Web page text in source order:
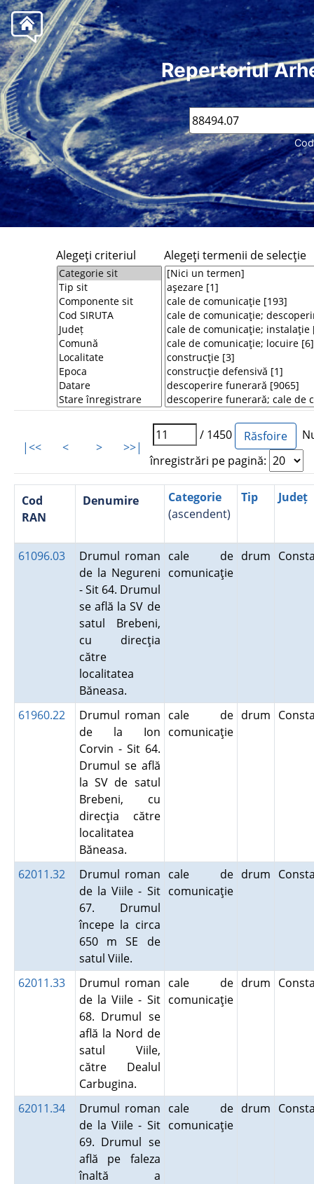
Repertoriul
Cod
Alegeţi criteriul Alegeţi termenii de selecţie
|<< < > >>|
/ 1450
înregistrări pe pagină:
Cod
RAN
Denumire
Categorie
(ascendent)
Tip Județ
61096.03
Drumul roman
de la Negureni
- Sit 64. Drumul
se află la SV de
satul Brebeni,
cu direcţia
către
localitatea
Băneasa.
cale de
comunicaţie
drum
61960.22
Drumul roman
de la Ion
Corvin - Sit 64.
Drumul se află
la SV de satul
Brebeni, cu
direcţia către
localitatea
Băneasa.
cale de
comunicaţie
drum
62011.32
Drumul roman
de la Viile - Sit
67. Drumul
începe la circa
650 m SE de
satul Viile.
cale de
comunicaţie
drum
62011.33
Drumul roman
de la Viile - Sit
68. Drumul se
află la Nord de
satul Viile,
către Dealul
Carbugina.
cale de
comunicaţie
drum
62011.34
Drumul roman
de la Viile - Sit
69. Drumul se
află pe faleza
înaltă a
cale de
comunicaţie
drum